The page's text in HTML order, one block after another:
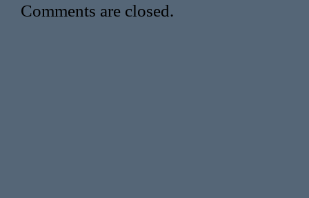
Comments are closed.